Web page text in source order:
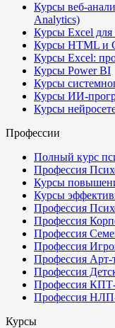
Курсы веб-
Analytics)
Курсы Excel
Курсы HTML и
Курсы Excel:
Курсы Power BI
Курсы
Курсы ИИ-
Курсы
Профессии
Полный курс
Профессия
Курсы
Курсы
Профессия
Профессия
Профессия
Профессия
Профессия Арт-
Профессия
Профессия
Профессия
Курсы